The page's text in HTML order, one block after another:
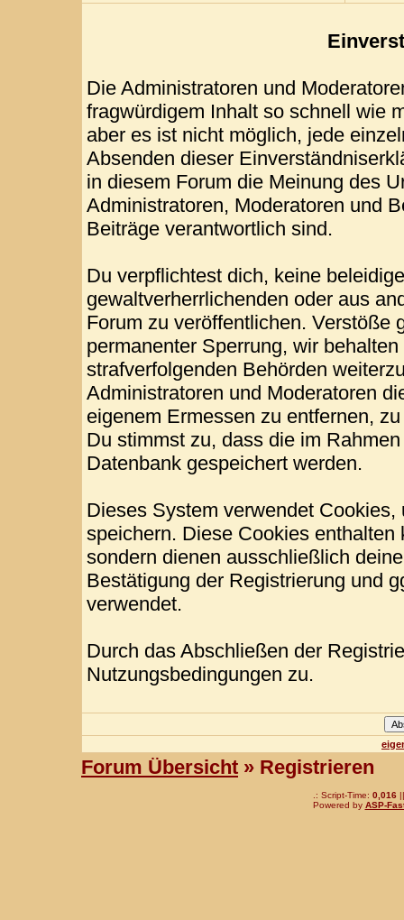
Die Administratoren und
fragwürdigem Inhalt so schnell wie
aber es ist nicht möglich, jede
Absenden dieser
in diesem Forum die Meinung des
Administratoren, Moderatoren und
Beiträge verantwortlich sind.
Du verpflichtest dich, keine
gewaltverherrlichenden oder aus
Forum zu veröffentlichen. Verstöße
permanenter Sperrung, wir
strafverfolgenden Behörden
Administratoren und Moderatoren
eigenem Ermessen zu entfernen,
Du stimmst zu, dass die im
Datenbank gespeichert werden.
Dieses System verwendet
speichern. Diese Cookies
sondern dienen ausschließlich
Bestätigung der Registrierung und
verwendet.
Durch das Abschließen der
Nutzungsbedingungen zu.
Forum Übersicht » Registrieren
.: Script-Time: 0,016||
Powered by ASP-